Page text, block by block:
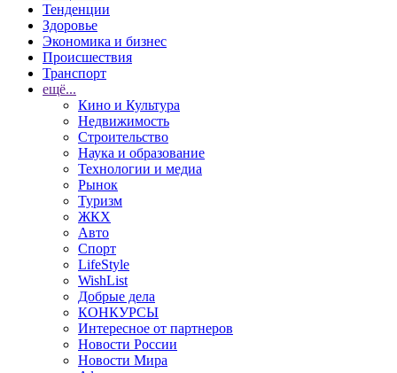
Тенденции
Здоровье
Экономика и бизнес
Происшествия
Транспорт
ещё...
Кино и Культура
Недвижимость
Строительство
Наука и образование
Технологии и медиа
Рынок
Туризм
ЖКХ
Авто
Спорт
LifeStyle
WishList
Добрые дела
КОНКУРСЫ
Интересное от партнеров
Новости России
Новости Мира